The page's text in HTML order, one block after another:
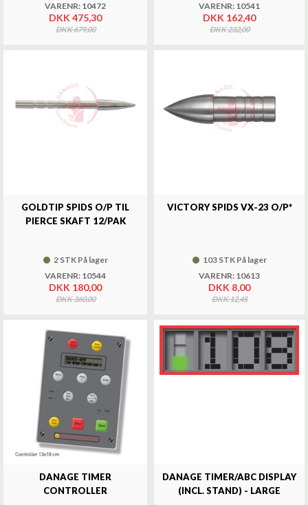
VARENR: 10472
DKK 475,30
DKK 679,00
VARENR: 10541
DKK 162,40
DKK 232,00
GOLDTIP SPIDS O/P TIL
PIERCE SKAFT 12/PAK
2 STK På lager
VARENR: 10544
DKK 180,00
DKK 360,00
VICTORY SPIDS VX-23 O/P*
103 STK På lager
VARENR: 10613
DKK 8,00
DKK 12,45
DANAGE TIMER
CONTROLLER
DANAGE TIMER/ABC DISPLAY
(INCL. STAND) - LARGE